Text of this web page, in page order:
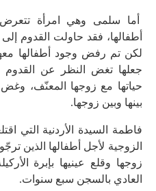
أما سلمى وهي امرأة
أطفالها، فقد حاولت القدوم
لكن تم رفض وجود أطفالها
جعلها تغض النظر عن القدوم
حياتها مع زوجها المعنّف،
بينها وبين زوجها.
فاطمة السيدة الأردنية التي
الزوجية لأجل أطفالها الذين
زوجها وقلع عينيها بإبرة
العادي بالسجن سبع سنوات.